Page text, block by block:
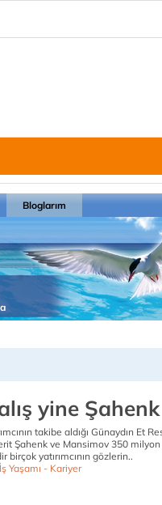
Bloglarım
yine Şahenk
takibe aldığı Günaydın Et
Şahenk ve Mansimov 350 milyon
birçok yatırımcının gözlerin..
İş Yaşamı - Kariyer